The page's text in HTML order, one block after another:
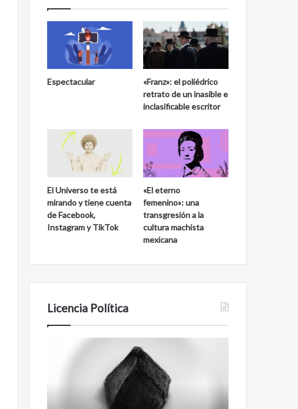
Espectacular
«Franz»: el poliédrico
retrato de un inasible e
inclasificable escritor
El Universo te está
mirando y tiene cuenta
de Facebook,
Instagram y TikTok
«El eterno
femenino»: una
transgresión a la
cultura machista
mexicana
Licencia Política